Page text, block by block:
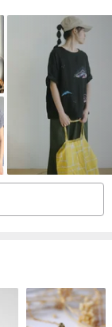
口袋，造型十分討
膚。寬鬆的版型適